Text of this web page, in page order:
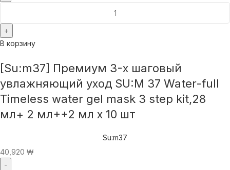
В корзину
[Su:m37] Премиум 3-х шаговый
увлажняющий уход SU:M 37 Water-full
Timeless water gel mask 3 step kit,28
мл+ 2 мл++2 мл x 10 шт
Su:m37
40,920 ₩